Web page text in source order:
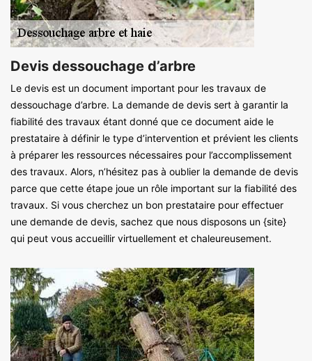
Devis dessouchage d’arbre
Le devis est un document important pour les travaux de
dessouchage d’arbre. La demande de devis sert à garantir la
fiabilité des travaux étant donné que ce document aide le
prestataire à définir le type d’intervention et prévient les clients
à préparer les ressources nécessaires pour l’accomplissement
des travaux. Alors, n’hésitez pas à oublier la demande de devis
parce que cette étape joue un rôle important sur la fiabilité des
travaux. Si vous cherchez un bon prestataire pour effectuer
une demande de devis, sachez que nous disposons un {site}
qui peut vous accueillir virtuellement et chaleureusement.